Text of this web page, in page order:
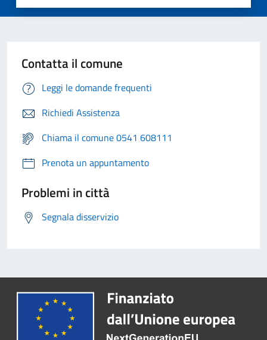
Contatta il comune
Leggi le domande frequenti
Richiedi Assistenza
Chiama il comune 0541 608111
Prenota un appuntamento
Problemi in città
Segnala disservizio